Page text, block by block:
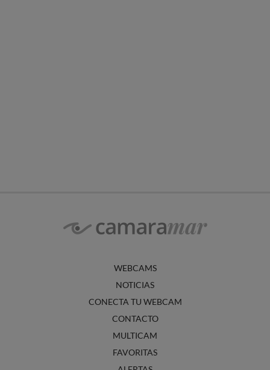
WEBCAMS
NOTICIAS
CONECTA TU WEBCAM
CONTACTO
MULTICAM
FAVORITAS